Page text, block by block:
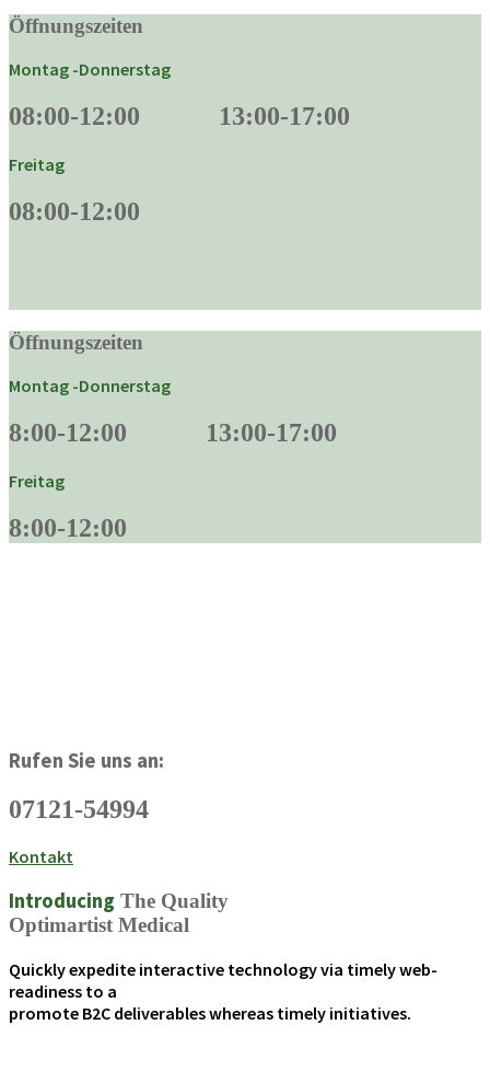
Öffnungszeiten
Montag -Donnerstag
08:00-12:00 13:00-17:00
Freitag
08:00-12:00
Öffnungszeiten
Montag -Donnerstag
8:00-12:00 13:00-17:00
Freitag
8:00-12:00
Rufen Sie uns an:
07121-54994
Kontakt
Introducing The Quality
Optimartist Medical
Quickly expedite interactive technology via timely web-
readiness to a
promote B2C deliverables whereas timely initiatives.